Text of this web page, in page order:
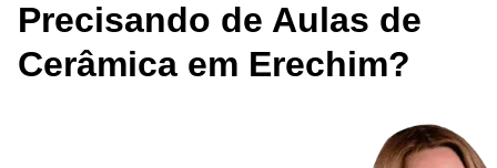
Precisando de Aulas de
Cerâmica em Erechim?